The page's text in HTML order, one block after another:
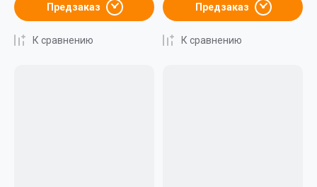
Предзаказ
К сравнению
Предзаказ
К сравнению